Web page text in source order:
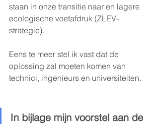
staan in onze transitie naar en lagere
ecologische voetafdruk (ZLEV-
strategie).
Eens te meer stel ik vast dat de
oplossing zal moeten komen van
technici, ingenieurs en universiteiten.
In bijlage mijn voorstel aan de